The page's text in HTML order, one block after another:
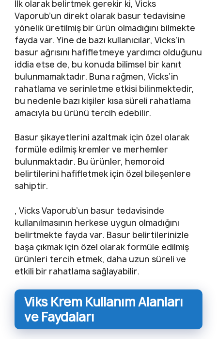
İlk olarak belirtmek gerekir ki, Vicks
Vaporub’un direkt olarak basur tedavisine
yönelik üretilmiş bir ürün olmadığını bilmekte
fayda var. Yine de bazı kullanıcılar, Vicks’in
basur ağrısını hafifletmeye yardımcı olduğunu
iddia etse de, bu konuda bilimsel bir kanıt
bulunmamaktadır. Buna rağmen, Vicks’in
rahatlama ve serinletme etkisi bilinmektedir,
bu nedenle bazı kişiler kısa süreli rahatlama
amacıyla bu ürünü tercih edebilir.
Basur şikayetlerini azaltmak için özel olarak
formüle edilmiş kremler ve merhemler
bulunmaktadır. Bu ürünler, hemoroid
belirtilerini hafifletmek için özel bileşenlere
sahiptir.
, Vicks Vaporub’un basur tedavisinde
kullanılmasının herkese uygun olmadığını
belirtmekte fayda var. Basur belirtilerinizle
başa çıkmak için özel olarak formüle edilmiş
ürünleri tercih etmek, daha uzun süreli ve
etkili bir rahatlama sağlayabilir.
Viks Krem Kullanım Alanları
ve Faydaları